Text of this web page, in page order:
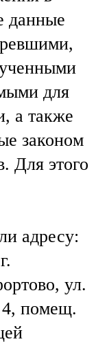
данные
для
а также
законом
Для этого
адресу:
ул.
помещ.